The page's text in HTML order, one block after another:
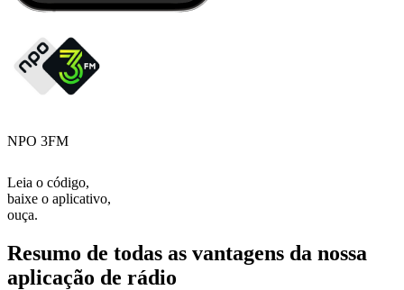
NPO 3FM
Leia o código,
baixe o aplicativo,
ouça.
Resumo de todas as vantagens da nossa
aplicação de rádio